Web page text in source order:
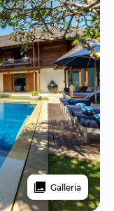
Galleria